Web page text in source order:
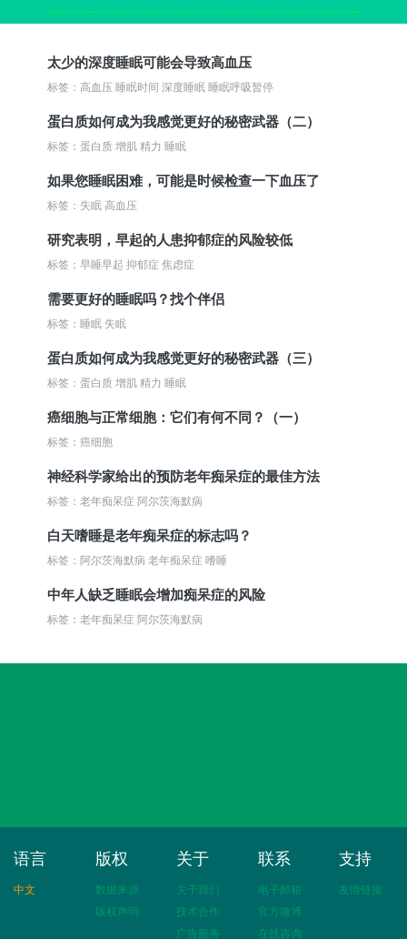
太少的深度睡眠可能会导致高血压
标签：高血压 睡眠时间 深度睡眠 睡眠呼吸暂停
蛋白质如何成为我感觉更好的秘密武器（二）
标签：蛋白质 增肌 精力 睡眠
如果您睡眠困难，可能是时候检查一下血压了
标签：失眠 高血压
研究表明，早起的人患抑郁症的风险较低
标签：早睡早起 抑郁症 焦虑症
需要更好的睡眠吗？找个伴侣
标签：睡眠 失眠
蛋白质如何成为我感觉更好的秘密武器（三）
标签：蛋白质 增肌 精力 睡眠
癌细胞与正常细胞：它们有何不同？（一）
标签：癌细胞
神经科学家给出的预防老年痴呆症的最佳方法
标签：老年痴呆症 阿尔茨海默病
白天嗜睡是老年痴呆症的标志吗？
标签：阿尔茨海默病 老年痴呆症 嗜睡
中年人缺乏睡眠会增加痴呆症的风险
标签：老年痴呆症 阿尔茨海默病
语言
中文
版权
数据来源
版权声明
关于
关于我们
技术合作
广告服务
联系
电子邮箱
官方微博
在线咨询
支持
友情链接